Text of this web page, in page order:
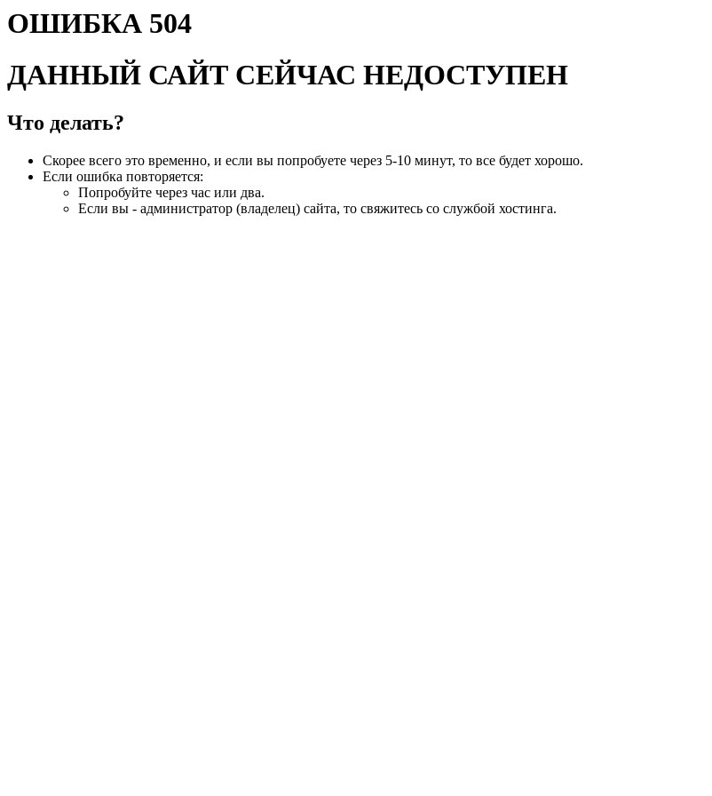
ОШИБКА 504
ДАННЫЙ САЙТ СЕЙЧАС НЕДОСТУПЕН
Что делать?
Скорее всего это временно, и если вы попробуете через 5-10 минут, то все будет хорошо.
Если ошибка повторяется:
Попробуйте через час или два.
Если вы - администратор (владелец) сайта, то свяжитесь со службой хостинга.